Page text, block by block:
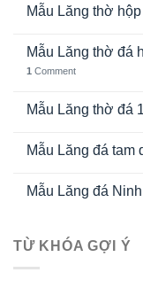
Mẫu Lăng thờ
Mẫu Lăng thờ đá
1 Comment
Mẫu Lăng thờ đá
Mẫu Lăng đá tam
Mẫu Lăng đá
TỪ KHÓA GỢI Ý